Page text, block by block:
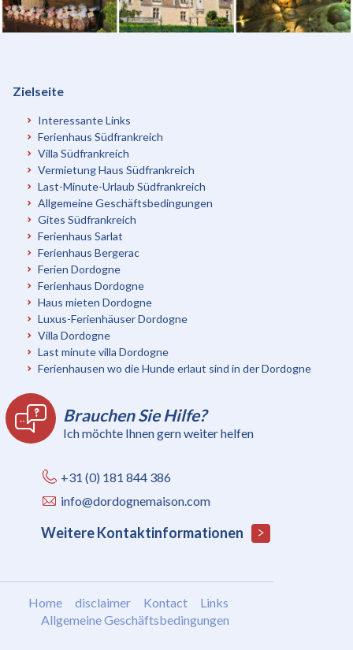
Zielseite
Interessante Links
Ferienhaus Südfrankreich
Villa Südfrankreich
Vermietung Haus Südfrankreich
Last-Minute-Urlaub Südfrankreich
Allgemeine Geschäftsbedingungen
Gites Südfrankreich
Ferienhaus Sarlat
Ferienhaus Bergerac
Ferien Dordogne
Ferienhaus Dordogne
Haus mieten Dordogne
Luxus-Ferienhäuser Dordogne
Villa Dordogne
Last minute villa Dordogne
Ferienhausen wo die Hunde erlaut sind in der Dordogne
Brauchen Sie Hilfe?
Ich möchte Ihnen gern weiter helfen
+31 (0) 181 844 386
info@dordognemaison.com
Weitere Kontaktinformationen
Home disclaimer Kontact
Links
Allgemeine Geschäftsbedingungen